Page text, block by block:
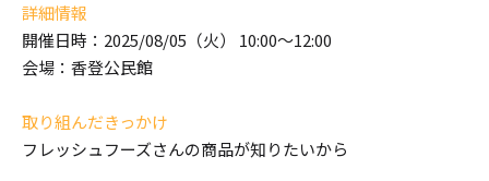
詳細情報
開催日時：2025/08/05（火） 10:00～12:00
会場：香登公民館
取り組んだきっかけ
フレッシュフーズさんの商品が知りたいから